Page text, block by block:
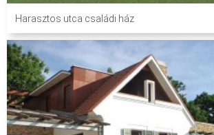
Harasztos utca családi ház